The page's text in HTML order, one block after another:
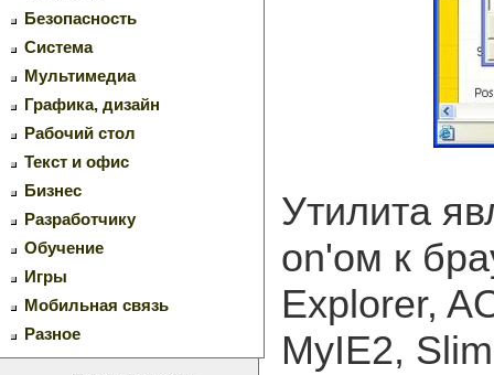
Безопасность
Система
Мультимедиа
Графика, дизайн
Рабочий стол
Текст и офис
Бизнес
Разработчику
Обучение
Игры
Мобильная связь
Разное
Утилита
on'ом к
Explorer,
MyIE2,